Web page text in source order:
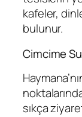
kafeler,
bulunur.
Cimcime
sıkça